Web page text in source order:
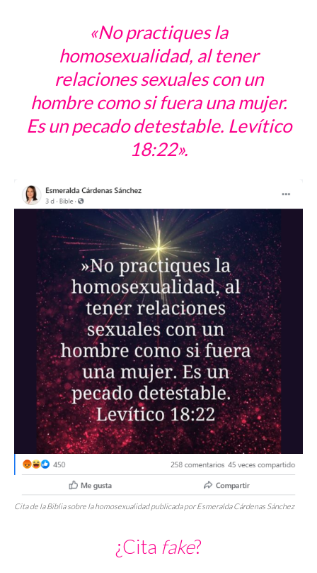
«No practiques la
homosexualidad, al tener
relaciones sexuales con un
hombre como si fuera una mujer.
Es un pecado detestable. Levítico
18:22».
Cita de laBibliasobre la homosexualidad publicada por Esmeralda Cárdenas Sánchez
¿Cita fake?